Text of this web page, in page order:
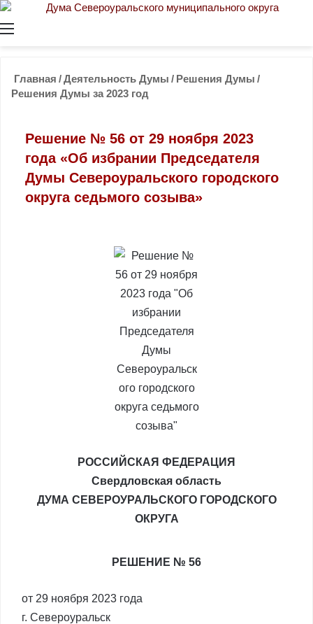
Главная /Деятельность Думы / Решения Думы /
Решения Думы за 2023 год
Решение № 56 от 29 ноября 2023
года «Об избрании Председателя
Думы Североуральского городского
округа седьмого созыва»
РОССИЙСКАЯ ФЕДЕРАЦИЯ
Свердловская область
ДУМА СЕВЕРОУРАЛЬСКОГО ГОРОДСКОГО
ОКРУГА
РЕШЕНИЕ № 56
от 29 ноября 2023 года
г. Североуральск